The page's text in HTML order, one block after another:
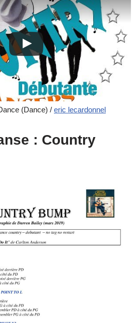
(Dance) / eric lecardonnel
: Country